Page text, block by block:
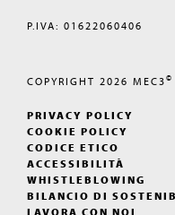
P.IVA: 01622060406
COPYRIGHT 2026 MEC3©
PRIVACY POLICY
COOKIE POLICY
CODICE ETICO
ACCESSIBILITÀ
WHISTLEBLOWING
BILANCIO DI
LAVORA CON NOI